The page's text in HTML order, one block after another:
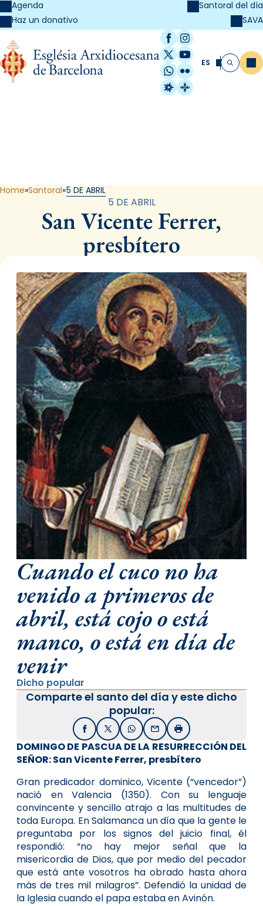
Agenda
Haz un donativo
Santoral del día
SAVA
Facebook
Instagram
X / Twitter
YouTube
WhatsApp
Flickr
Radio Estel
Catalunya
ES Buscar
Home Santoral 5 DE ABRIL
5 DE ABRIL
San Vicente Ferrer,
presbítero
Cuando el cuco no ha
venido a primeros de
abril, está cojo o está
manco, o está en día de
venir
Dicho popular
Comparte el santo del día y este dicho
popular:
FacebookX / TwitterWhatsApp
EmailImprimir
DOMINGO DE PASCUA DE LA RESURRECCIÓN DEL
SEÑOR: San Vicente Ferrer, presbítero
Gran predicador dominico, Vicente (“vencedor”)
nació en Valencia (1350). Con su lenguaje
convincente y sencillo atrajo a las multitudes de
toda Europa. En Salamanca un día que la gente le
preguntaba por los signos del juicio final, él
respondió: “no hay mejor señal que la
misericordia de Dios, que por medio del pecador
que está ante vosotros ha obrado hasta ahora
más de tres mil milagros”. Defendió la unidad de
la Iglesia cuando el papa estaba en Avinón.